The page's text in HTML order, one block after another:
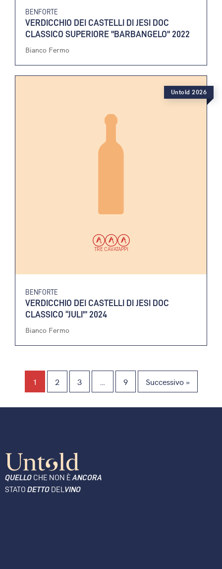
BENFORTE
VERDICCHIO DEI CASTELLI DI JESI DOC
CLASSICO SUPERIORE "BARBANGELO" 2022
Bianco Fermo
TRE CAVATAPPI
BENFORTE
VERDICCHIO DEI CASTELLI DI JESI DOC
CLASSICO “JULI'” 2024
Bianco Fermo
Untold 2026
1 2 3 9 Successivo »
QUELLO CHE NON ÈANCORA
STATO DETTO DELVINO